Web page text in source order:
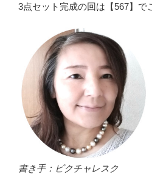
3点セット完成の回は【567】で
書き手：ピクチャレスク